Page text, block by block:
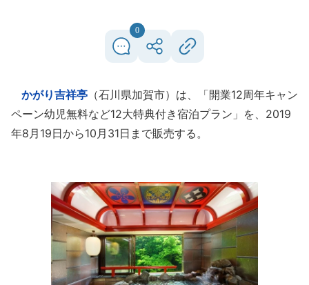
0
かがり吉祥亭 （石川県加賀市）は、「開業12周年キャン
ペーン幼児無料など12大特典付き宿泊プラン」を、2019
年8月19日から10月31日まで販売する。